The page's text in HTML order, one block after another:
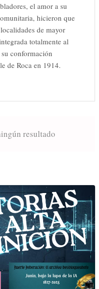
el amor a su
hicieron que
de mayor
totalmente al
conformación
de Roca en 1914.
resultado